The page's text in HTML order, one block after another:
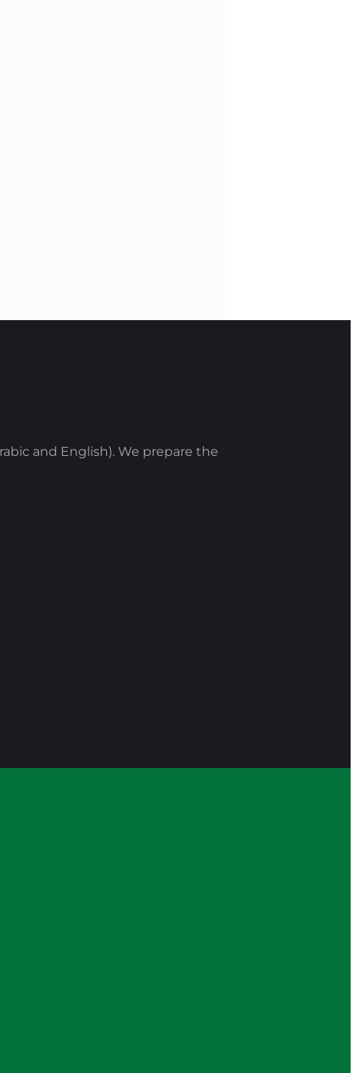
and English). We prepare the